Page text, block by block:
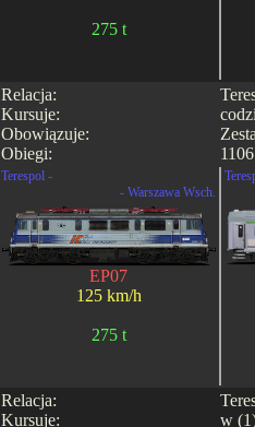
275 t
Relacja:
Kursuje:
Obowiązuje:
Obiegi:
Terespol -
- Warszawa Wsch.
EP07
125 km/h
275 t
Relacja:
Kursuje:
w